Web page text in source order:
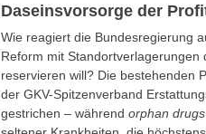
Daseinsvorsorge der
Wie reagiert die Bundesregierung
Reform mit
reservieren will? Die bestehenden
der GKV-Spitzenverband
gestrichen – während orphan drugs